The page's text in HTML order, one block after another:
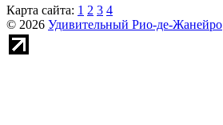
Карта сайта: 1 2 3 4
© 2026 Удивительный Рио-де-Жанейро